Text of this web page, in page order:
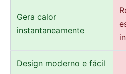
Gera calor
instantaneamente
Design moderno e fácil